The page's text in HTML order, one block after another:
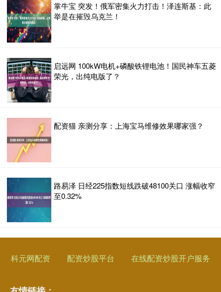
掌牛宝 突发！俄军密集火力打击！泽连斯基：此
举是在摧毁乌克兰！
启远网 100kW电机+磷酸铁锂电池！国民神车五菱
荣光，出纯电版了？
配资猫 亲测分享：上海宝马维修效果哪家强？
路易泽 日经225指数短线跌破48100关口 涨幅收窄
至0.32%
科元网配资 配资炒股平台 在线配资炒股开户服务